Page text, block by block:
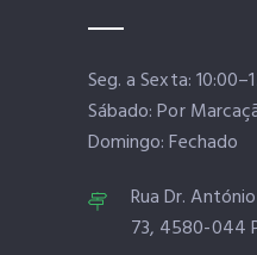
Seg. a Sexta:
Sábado: Por
Domingo: Fechado
Rua Dr.
73, 4580-044